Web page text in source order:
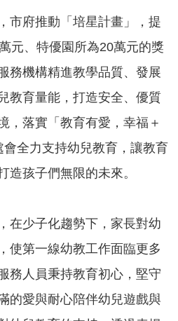
市府推動「培星計畫」，提
元、特優園所為20萬元的獎
務機構精進教學品質、發展
教育量能，打造安全、優質
，落實「教育有愛，幸福＋
全力支持幼兒教育，讓教育
造孩子們無限的未來。
在少子化趨勢下，家長對幼
使第一線幼教工作面臨更多
務人員秉持教育初心，堅守
的愛與耐心陪伴幼兒遊戲與